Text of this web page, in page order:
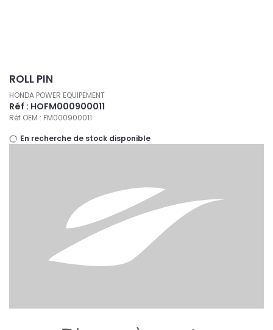
ROLL PIN
HONDA POWER EQUIPEMENT
Réf : HOFM000900011
Réf OEM : FM000900011
En recherche de stock disponible